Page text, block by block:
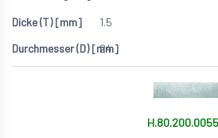
1.5
24
H.80.200.0055